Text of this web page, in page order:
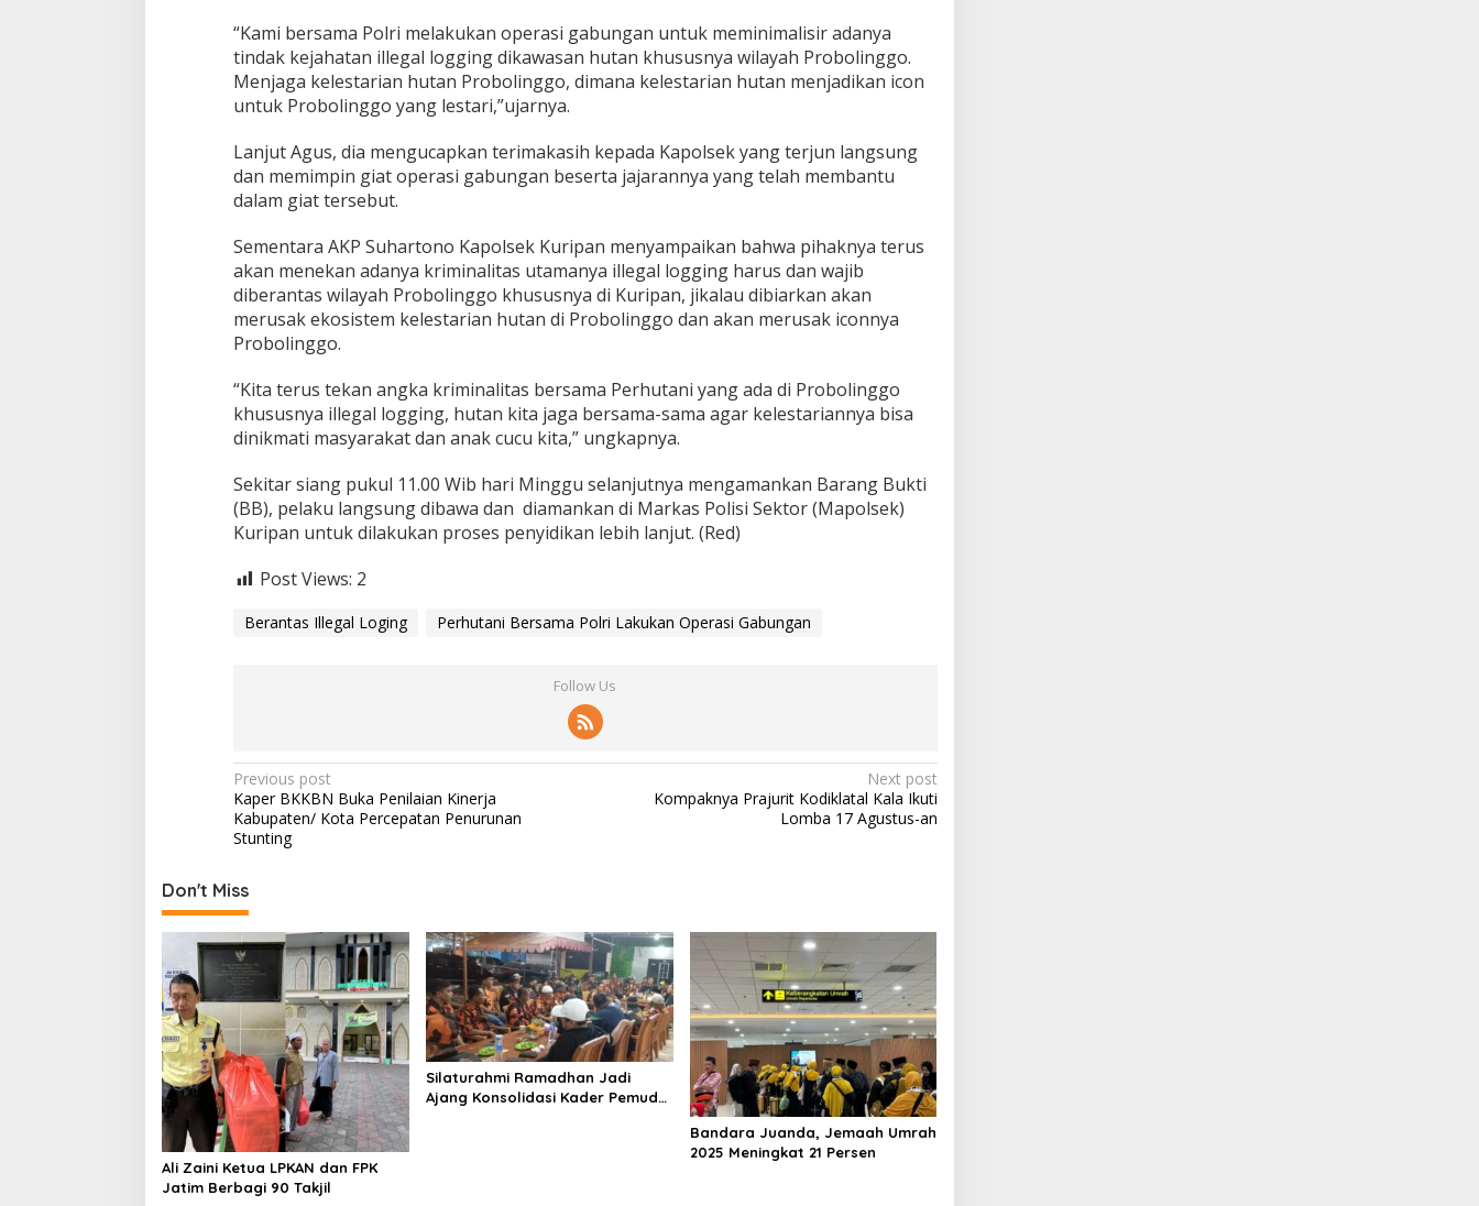
t
a
s
I
e
g
a
L
o
g
i
n
g
“Kami bersama Polri melakukan operasi gabungan untuk meminimalisir adanya
tindak kejahatan illegal logging dikawasan hutan khususnya wilayah Probolinggo.
Menjaga kelestarian hutan Probolinggo, dimana kelestarian hutan menjadikan icon
untuk Probolinggo yang lestari,”ujarnya.
Lanjut Agus, dia mengucapkan terimakasih kepada Kapolsek yang terjun langsung
dan memimpin giat operasi gabungan beserta jajarannya yang telah membantu
dalam giat tersebut.
Sementara AKP Suhartono Kapolsek Kuripan menyampaikan bahwa pihaknya terus
akan menekan adanya kriminalitas utamanya illegal logging harus dan wajib
diberantas wilayah Probolinggo khususnya di Kuripan, jikalau dibiarkan akan
merusak ekosistem kelestarian hutan di Probolinggo dan akan merusak iconnya
Probolinggo.
“Kita terus tekan angka kriminalitas bersama Perhutani yang ada di Probolinggo
khususnya illegal logging, hutan kita jaga bersama-sama agar kelestariannya bisa
dinikmati masyarakat dan anak cucu kita,” ungkapnya.
Sekitar siang pukul 11.00 Wib hari Minggu selanjutnya mengamankan Barang Bukti
(BB), pelaku langsung dibawa dan diamankan di Markas Polisi Sektor (Mapolsek)
Kuripan untuk dilakukan proses penyidikan lebih lanjut. (Red)
Post Views: 2
Berantas Illegal Loging Perhutani Bersama Polri Lakukan Operasi Gabungan
Follow Us
P
o
s
n
a
v
i
g
a
t
i
o
n
Previous post
Kaper BKKBN Buka Penilaian Kinerja
Kabupaten/ Kota Percepatan Penurunan
Stunting
Next post
Kompaknya Prajurit Kodiklatal Kala Ikuti
Lomba 17 Agustus-an
Don't Miss
Ali Zaini Ketua LPKAN dan FPK
Jatim Berbagi 90 Takjil
Silaturahmi Ramadhan Jadi
Ajang Konsolidasi Kader Pemuda
Bandara Juanda, Jemaah Umrah
2025 Meningkat 21 Persen